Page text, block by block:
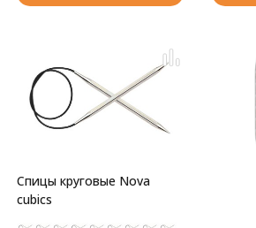
Спицы круговые Nova
cubics